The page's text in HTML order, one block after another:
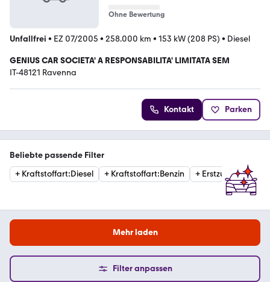
Ohne Bewertung
Unfallfrei • EZ 07/2005 • 258.000 km • 153 kW (208 PS) • Diesel
GENIUS CAR SOCIETA' A RESPONSABILITA' LIMITATA SEM
IT-48121 Ravenna
Kontakt Parken
Beliebte passende Filter
+ Kraftstoffart:Diesel + Kraftstoffart:Benzin + Erstzulassung
Mehr laden
Filter anpassen